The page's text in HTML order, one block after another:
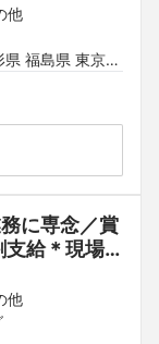
他
福島県 東京都
県 愛知県 静岡
川県 福井県 長
和歌山県 鳥取県
愛媛県 高知県
鹿児島県 沖縄
に専念／賞
給＊現場
す（スキ
選択可能で
他